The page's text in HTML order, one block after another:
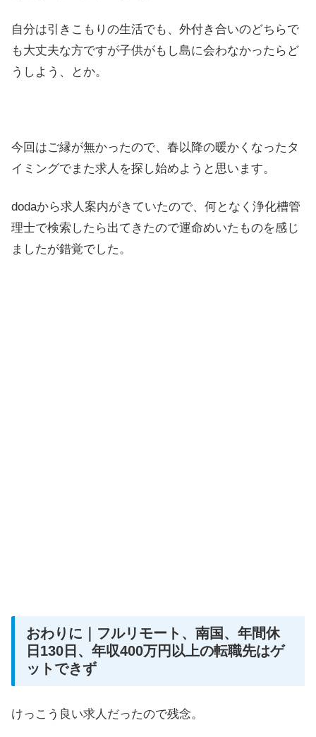
自分は引きこもりの生活でも、外付き合いのどちらで
も大丈夫な方ですが子供がもし島に会わなかったらど
うしよう、とか。
今回はご縁が無かったので、春以降の暖かくなったタ
イミングでまた求人を探し始めようと思います。
dodaから求人案内がきていたので、何となく浄化槽管
理士で検索したら出てきたので運命めいたものを感じ
ましたが錯覚でした。
おわりに｜フルリモート、南国、年間休
日130日、年収400万円以上の転職先はゲ
ットできず
けっこう良い求人だったので残念。